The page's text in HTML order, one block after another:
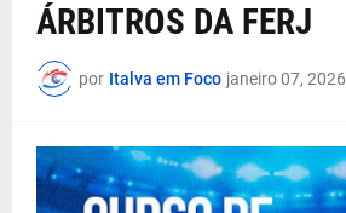
ÁRBITROS DA FERJ
por Italva em Foco janeiro 07, 2026